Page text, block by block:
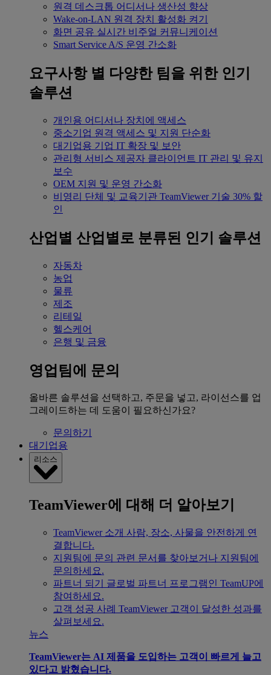
원격 데스크톱 어디서나 생산성 향상
Wake-on-LAN 원격 장치 활성화 켜기
화면 공유 실시간 비주얼 커뮤니케이션
Smart Service A/S 운영 간소화
요구사항 별 다양한 팀을 위한 인기
솔루션
개인용 어디서나 장치에 액세스
중소기업 원격 액세스 및 지원 단순화
대기업용 기업 IT 확장 및 보안
관리형 서비스 제공자 클라이언트 IT 관리 및 유지
보수
OEM 지원 및 운영 간소화
비영리 단체 및 교육기관 TeamViewer 기술 30% 할
인
산업별 산업별로 분류된 인기 솔루션
자동차
농업
물류
제조
리테일
헬스케어
은행 및 금융
영업팀에 문의
올바른 솔루션을 선택하고, 주문을 넣고, 라이선스를 업
그레이드하는 데 도움이 필요하신가요?
문의하기
대기업용
리소스
TeamViewer에 대해 더 알아보기
TeamViewer 소개 사람, 장소, 사물을 안전하게 연
결합니다.
지원팀에 문의 관련 문서를 찾아보거나 지원팀에
문의하세요.
파트너 되기
글로벌 파트너 프로그램인 TeamUP에
참여하세요.
고객 성공 사례 TeamViewer 고객이 달성한 성과를
살펴보세요.
뉴스
TeamViewer는 AI 제품을 도입하는 고객이 빠르게 늘고
있다고 밝혔습니다.